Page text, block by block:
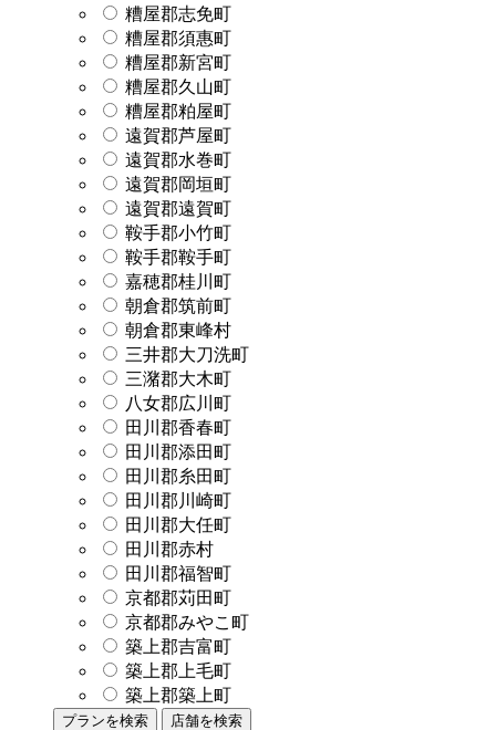
糟屋郡志免町
糟屋郡須惠町
糟屋郡新宮町
糟屋郡久山町
糟屋郡粕屋町
遠賀郡芦屋町
遠賀郡水巻町
遠賀郡岡垣町
遠賀郡遠賀町
鞍手郡小竹町
鞍手郡鞍手町
嘉穂郡桂川町
朝倉郡筑前町
朝倉郡東峰村
三井郡大刀洗町
三潴郡大木町
八女郡広川町
田川郡香春町
田川郡添田町
田川郡糸田町
田川郡川崎町
田川郡大任町
田川郡赤村
田川郡福智町
京都郡苅田町
京都郡みやこ町
築上郡吉富町
築上郡上毛町
築上郡築上町
プランを検索 店舗を検索